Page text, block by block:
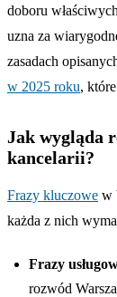
doboru
uzna za
zasadach
w 2025 roku,
Jak wygląda
kancelarii?
Frazy kluczowe w
każda z nich
Frazy
rozwód